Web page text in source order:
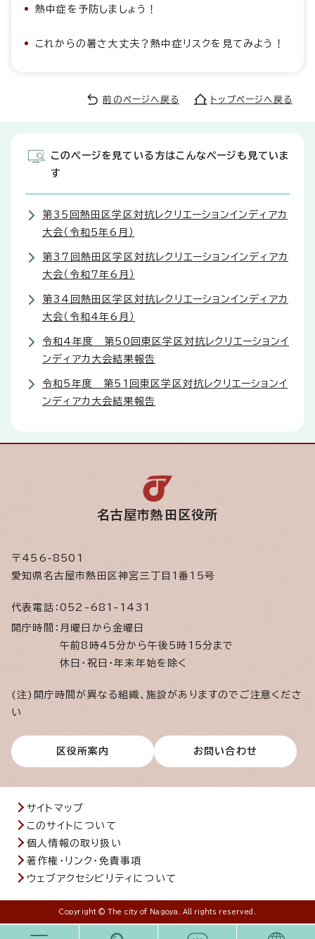
熱中症を予防しましょう！
これからの暑さ大丈夫？熱中症リスクを見てみよう！
前のページへ戻る トップページへ戻る
このページを見ている方はこんなページも見ていま
す
第35回熱田区学区対抗レクリエーションインディアカ
大会（令和5年6月）
第37回熱田区学区対抗レクリエーションインディアカ
大会（令和7年6月）
第34回熱田区学区対抗レクリエーションインディアカ
大会（令和4年6月）
令和4年度 第50回東区学区対抗レクリエーションイ
ンディアカ大会結果報告
令和5年度 第51回東区学区対抗レクリエーションイ
ンディアカ大会結果報告
名古屋市熱田区役所
〒456-8501
愛知県名古屋市熱田区神宮三丁目1番15号
代表電話： 052-681-1431
開庁時間： 月曜日から金曜日
午前8時45分から午後5時15分まで
休日・祝日・年末年始を除く
(注)開庁時間が異なる組織、施設がありますのでご注意くださ
い
区役所案内 お問い合わせ
サイトマップ
このサイトについて
個人情報の取り扱い
著作権・リンク・免責事項
ウェブアクセシビリティについて
Copyright © The city of Nagoya. All rights reserved.